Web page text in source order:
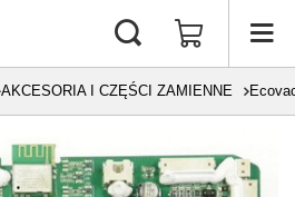
AKCESORIA I CZĘŚCI ZAMIENNE